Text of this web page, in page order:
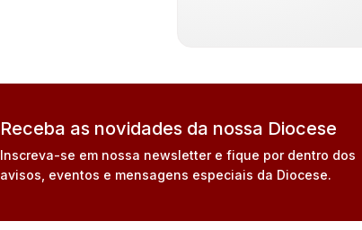
Receba as novidades da nossa Diocese
Inscreva-se em nossa newsletter e fique por dentro dos
avisos, eventos e mensagens especiais da Diocese.